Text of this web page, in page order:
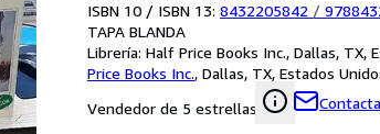
ISBN 10 / ISBN 13: 8432205842 /
TAPA BLANDA
Librería: Half Price Books Inc., Dallas, TX,
Price Books Inc., Dallas, TX, Estados
Vendedor de 5 estrellas